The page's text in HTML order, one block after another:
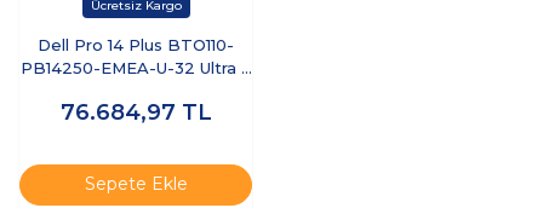
Dell Pro 14 Plus BTO110-
PB14250-EMEA-U-32 Ultra 7
Ubuntu Dizüstü Bilgisayar
76.684,97 TL
Sepete Ekle